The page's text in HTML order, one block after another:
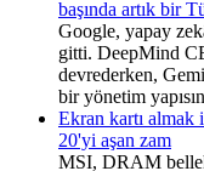
başında artık bir
Google, yapay
gitti. DeepMind
devrederken,
bir yönetim
Ekran kartı almak
20'yi aşan zam
MSI, DRAM bellek